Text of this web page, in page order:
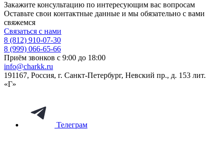
Закажите консультацию по интересующим вас вопросам
Оставьте свои контактные данные и мы обязательно с вами
свяжемся
Связаться с нами
8 (812) 910-07-30
8 (999) 066-65-66
Приём звонков с 9:00 до 18:00
info@charkk.ru
191167, Россия, г. Санкт-Петербург, Невский пр., д. 153 лит.
«Г»
Телеграм